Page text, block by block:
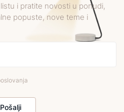
i pratite novosti u ponudi,
popuste, nove teme i
Pošalji